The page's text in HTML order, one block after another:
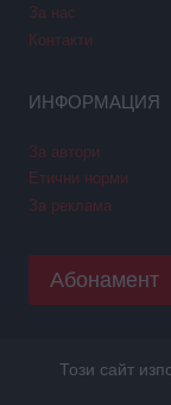
За нас
Контакти
ИНФОРМАЦИЯ
За автори
Етични норми
За реклама
Абонамент
Copyright © 2026
Този сайт